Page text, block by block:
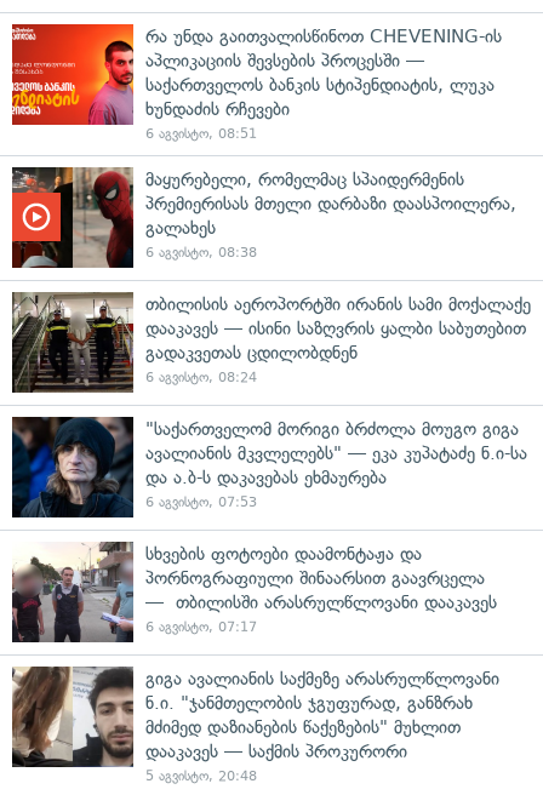
რა უნდა გაითვალისწინოთ CHEVENING-ის
აპლიკაციის შევსების პროცესში —
საქართველოს ბანკის სტიპენდიატის, ლუკა
ხუნდაძის რჩევები
6 აგვისტო, 08:51
მაყურებელი, რომელმაც სპაიდერმენის
პრემიერისას მთელი დარბაზი დაასპოილერა,
გალახეს
6 აგვისტო, 08:38
თბილისის აეროპორტში ირანის სამი მოქალაქე
დააკავეს — ისინი საზღვრის ყალბი საბუთებით
გადაკვეთას ცდილობდნენ
6 აგვისტო, 08:24
"საქართველომ მორიგი ბრძოლა მოუგო გიგა
ავალიანის მკვლელებს" — ეკა კუპატაძე ნ.ი-სა
და ა.ბ-ს დაკავებას ეხმაურება
6 აგვისტო, 07:53
სხვების ფოტოები დაამონტაჟა და
პორნოგრაფიული შინაარსით გაავრცელა
— თბილისში არასრულწლოვანი დააკავეს
6 აგვისტო, 07:17
გიგა ავალიანის საქმეზე არასრულწლოვანი
ნ.ი. "ჯანმთელობის ჯგუფურად, განზრახ
მძიმედ დაზიანების წაქეზების" მუხლით
დააკავეს — საქმის პროკურორი
5 აგვისტო, 20:48